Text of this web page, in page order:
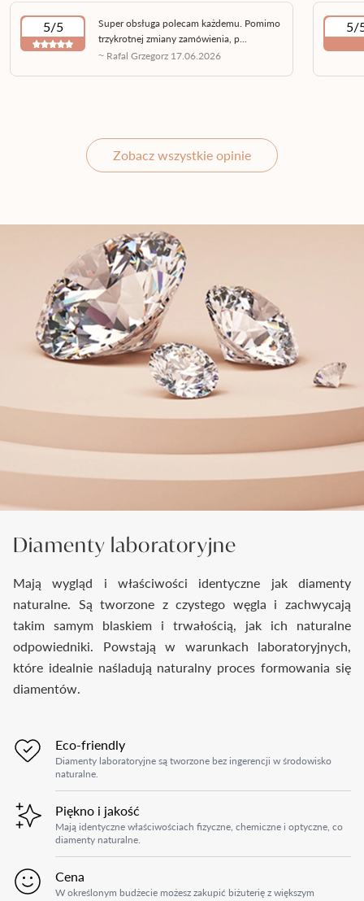
5/5
Super obsługa polecam każdemu. Pomimo
trzykrotnej zmiany zamówienia, p...
~ Rafal Grzegorz 17.06.2026
5/
Zobacz wszystkie opinie
Diamenty laboratoryjne
Mają wygląd i właściwości identyczne jak diamenty
naturalne. Są tworzone z czystego węgla i zachwycają
takim samym blaskiem i trwałością, jak ich naturalne
odpowiedniki. Powstają w warunkach laboratoryjnych,
które idealnie naśladują naturalny proces formowania się
diamentów.
Eco-friendly
Diamenty laboratoryjne są tworzone bez ingerencji w środowisko
naturalne.
Piękno i jakość
Mają identyczne właściwościach fizyczne, chemiczne i optyczne, co
diamenty naturalne.
Cena
W określonym budżecie możesz zakupić biżuterię z większym